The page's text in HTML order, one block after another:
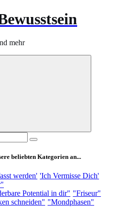
mehr
beliebten Kategorien an...
werden' 'Ich Vermisse Dich'
Potential in dir" "Friseur"
schneiden" "Mondphasen"